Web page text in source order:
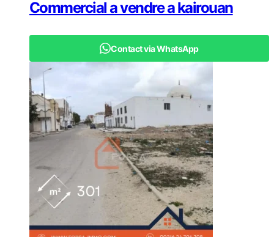
Commercial a vendre a kairouan
Contact via WhatsApp